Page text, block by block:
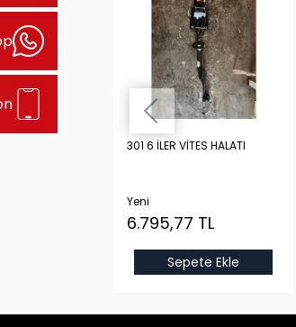
301 6 İLER VİTES HALATI
Yeni
6.795,77 TL
Sepete Ekle